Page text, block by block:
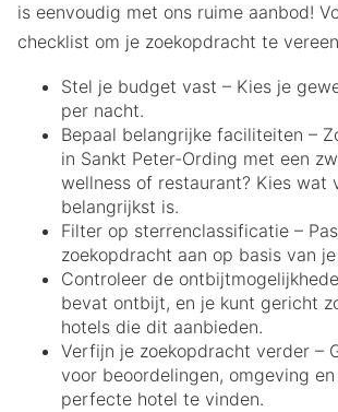
is eenvoudig met ons ruime aanbod!
checklist om je zoekopdracht te
Stel je budget vast – Kies je
per nacht.
Bepaal belangrijke faciliteiten –
in Sankt Peter-Ording met een
wellness of restaurant? Kies wat
belangrijkst is.
Filter op sterrenclassificatie –
zoekopdracht aan op basis van
Controleer de
bevat ontbijt, en je kunt gericht
hotels die dit aanbieden.
Verfijn je zoekopdracht verder –
voor beoordelingen, omgeving
perfecte hotel te vinden.